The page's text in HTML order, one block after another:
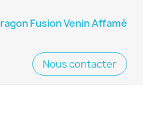
Fusion Venin Affamé
Nous contacter